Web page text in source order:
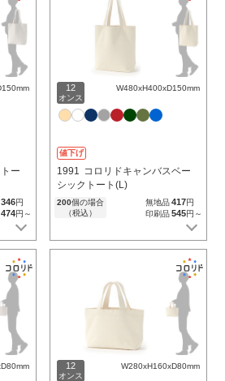
ー
346円
474円～
12
オンス
W480xH400xD150mm
値下げ
1991 コロリドキャンバスベー
シックトート(L)
200個の場合
（税込）
無地品417円
印刷品545円～
12
オンス
W280xH160xD80mm